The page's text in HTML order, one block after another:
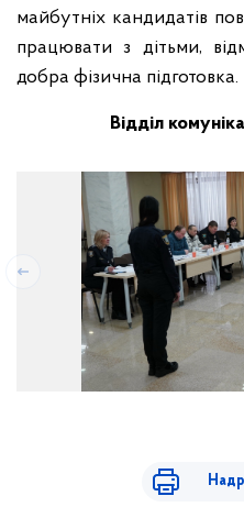
майбутніх кандидатів
працювати з дітьми,
добра фізична підготовка.
Відділ